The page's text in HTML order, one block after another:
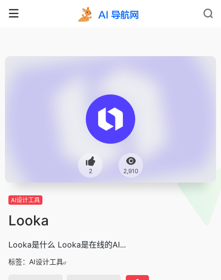
2 2,910
AI设计工具
Looka
Looka是什么 Looka是在线的AI...
标签： AI设计工具